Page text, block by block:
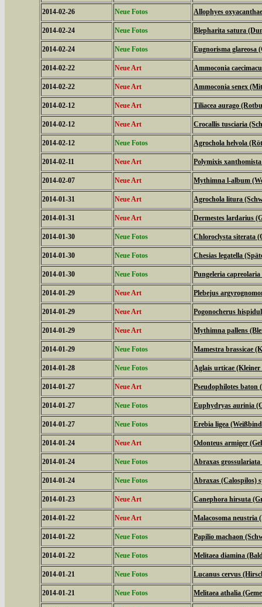
2014-02-26 Neue Fotos Allophyes
2014-02-24 Neue Fotos Blepharita satura
2014-02-24 Neue Fotos Eugnorisma glareosa
2014-02-22 Neue Art Ammoconia
2014-02-22 Neue Art Ammoconia senex
2014-02-12 Neue Art Tiliacea aurago
2014-02-12 Neue Art Crocallis tusciaria
2014-02-12 Neue Fotos Agrochola helvola
2014-02-11 Neue Art Polymixis
2014-02-07 Neue Art Mythimna l-album
2014-01-31 Neue Art Agrochola litura
2014-01-31 Neue Art Dermestes lardarius
2014-01-30 Neue Fotos Chloroclysta siterata
2014-01-30 Neue Fotos Chesias legatella
2014-01-30 Neue Fotos Pungeleria
2014-01-29 Neue Art Plebejus
2014-01-29 Neue Art Pogonocherus
2014-01-29 Neue Art Mythimna pallens
2014-01-29 Neue Fotos Mamestra brassicae
2014-01-28 Neue Fotos Aglais urticae (Kleiner
2014-01-27 Neue Art Pseudophilotes
2014-01-27 Neue Fotos Euphydryas aurinia
2014-01-27 Neue Fotos Erebia ligea
2014-01-24 Neue Art Odonteus armiger
2014-01-24 Neue Fotos Abraxas grossulariata
2014-01-24 Neue Fotos Abraxas (Calospilos)
2014-01-23 Neue Art Canephora hirsuta
2014-01-22 Neue Art Malacosoma neustria
2014-01-22 Neue Fotos Papilio machaon
2014-01-22 Neue Fotos Melitaea diamina
2014-01-21 Neue Fotos Lucanus cervus
2014-01-21 Neue Fotos Melitaea athalia